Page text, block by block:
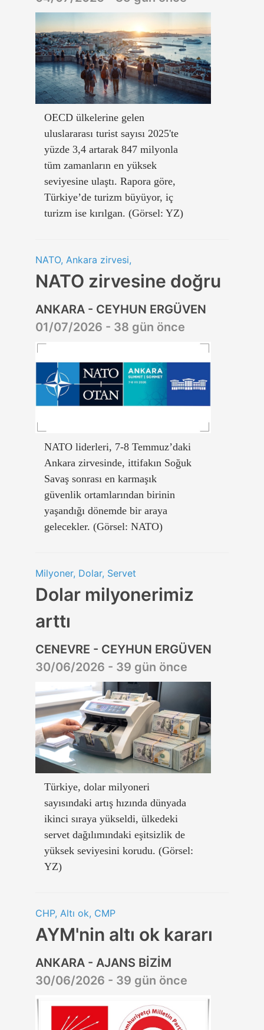
OECD ülkelerine gelen
uluslararası turist sayısı 2025'te
yüzde 3,4 artarak 847 milyonla
tüm zamanların en yüksek
seviyesine ulaştı. Rapora göre,
Türkiye’de turizm büyüyor, iç
turizm ise kırılgan. (Görsel: YZ)
NATO, Ankara zirvesi,
NATO zirvesine doğru
ANKARA - CEYHUN ERGÜVEN
01/07/2026 - 38 gün önce
NATO liderleri, 7-8 Temmuz’daki
Ankara zirvesinde, ittifakın Soğuk
Savaş sonrası en karmaşık
güvenlik ortamlarından birinin
yaşandığı dönemde bir araya
gelecekler. (Görsel: NATO)
Milyoner, Dolar, Servet
Dolar milyonerimiz
arttı
CENEVRE - CEYHUN ERGÜVEN
30/06/2026 - 39 gün önce
Türkiye, dolar milyoneri
sayısındaki artış hızında dünyada
ikinci sıraya yükseldi, ülkedeki
servet dağılımındaki eşitsizlik de
yüksek seviyesini korudu. (Görsel:
YZ)
CHP, Altı ok, CMP
AYM'nin altı ok kararı
ANKARA - AJANS BİZİM
30/06/2026 - 39 gün önce